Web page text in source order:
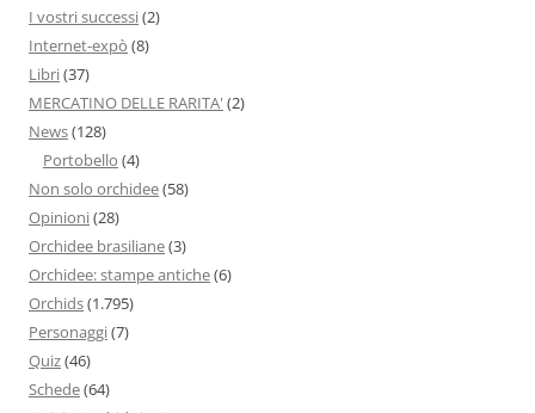
I vostri successi(2)
Internet-expò (8)
Libri(37)
MERCATINO DELLE RARITA' (2)
News(128)
Portobello (4)
Non solo orchidee(58)
Opinioni(28)
Orchidee brasiliane(3)
Orchidee: stampe antiche(6)
Orchids(1.795)
Personaggi(7)
Quiz(46)
Schede(64)